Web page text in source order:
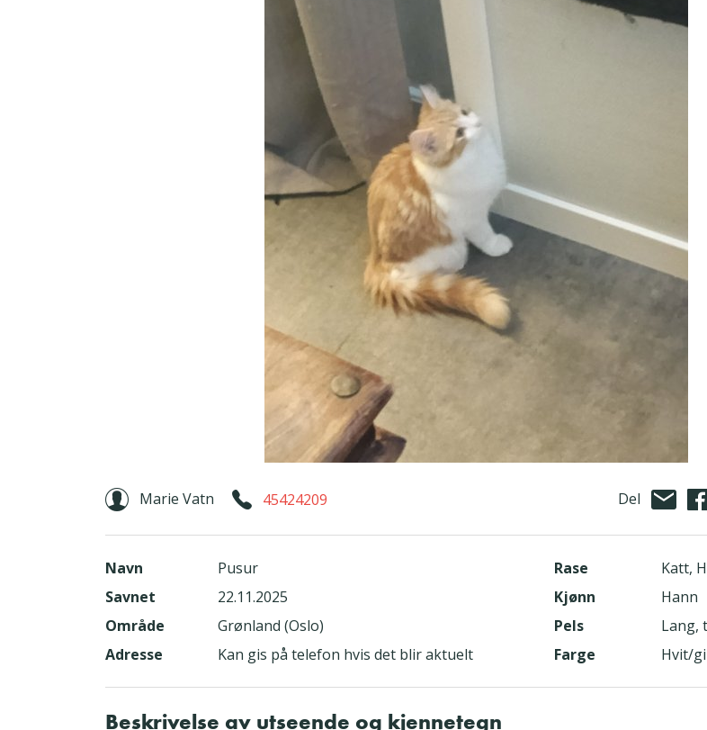
Marie Vatn 45424209 Del
Navn
Pusur
Savnet
22.11.2025
Område
Grønland (Oslo)
Adresse
Kan gis på telefon hvis det blir aktuelt
Rase
Katt,
Kjønn
Hann
Pels
Lang,
Farge
Hvit/
Beskrivelse av utseende og kjennetegn